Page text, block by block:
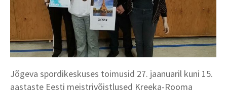
Jõgeva spordikeskuses toimusid 27. jaanuaril kuni 15.
aastaste Eesti meistrivõistlused Kreeka-Rooma